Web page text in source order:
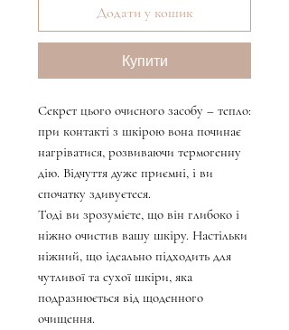
Додати у кошик
Купити
Секрет цього очисного засобу – тепло:
при контакті з шкірою вона починає
нагріватися, розвиваючи термогенну
дію. Відчуття дуже приємні, і ви
спочатку здивуєтеся.
Тоді ви зрозумієте, що він глибоко і
ніжно очистив вашу шкіру. Настільки
ніжний, що ідеально підходить для
чутливої ​​та сухої шкіри, яка
подразнюється від щоденного
очищення.